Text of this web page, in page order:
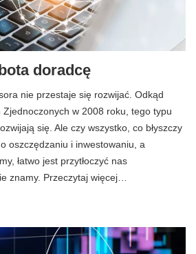
doradcę
​​nie przestaje się rozwijać. Odkąd
Zjednoczonych w 2008 roku, tego typu
się. Ale czy wszystko, co błyszczy
oszczędzaniu i inwestowaniu, a
łatwo jest przytłoczyć nas
znamy. Przeczytaj więcej…